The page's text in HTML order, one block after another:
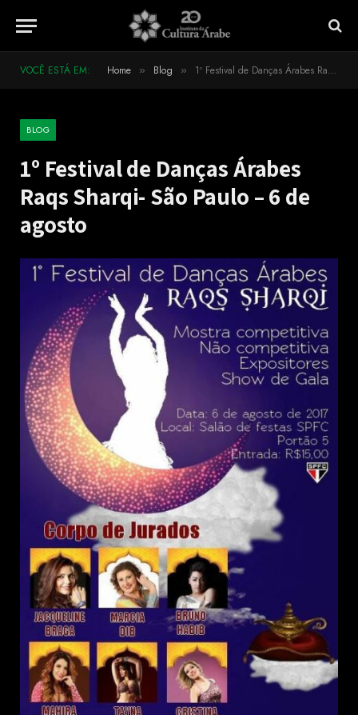
VOCÊ ESTÁ EM: Home » Blog » 1º Festival de Danças Árabes Raqs Sharqi- São Paulo – 6 de agosto
BLOG
1º Festival de Danças Árabes
Raqs Sharqi- São Paulo – 6 de
agosto